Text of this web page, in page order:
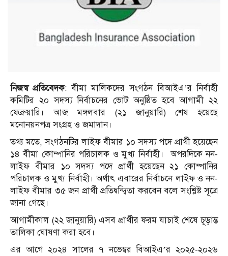
নিজস্ব প্রতিবেদক: বীমা মালিকদের সংগঠন বিআইএ’র নির্বাহী
কমিটির ২০ সদস্য নির্বাচনের ভোট অনুষ্ঠিত হবে আগামী ২২
ফেব্রুয়ারি। আজ মঙ্গলবার (২১ জানুয়ারি) শেষ হয়েছে
মনোনয়নপত্র সংগ্রহ ও জমাদান।
তথ্য মতে, সংগঠনটির লাইফ বীমার ১০ সদস্য পদে প্রার্থী হয়েছেন
১৪ বীমা কোম্পানির পরিচালক ও মুখ্য নির্বাহী। অপরদিকে নন-
লাইফ বীমার ১০ সদস্য পদে প্রার্থী হয়েছেন ২১ কোম্পানির
পরিচালক ও মুখ্য নির্বাহী। অর্থাৎ এবারের নির্বাচনে লাইফ ও নন-
লাইফ বীমার ৩৫ জন প্রার্থী প্রতিদ্বন্দ্বিতা করবেন বলে সংশ্লিষ্ট সূত্রে
জানা গেছে।
আগামীকাল (২২ জানুয়ারি) এসব প্রার্থীর ফরম যাচাই শেষে চূড়ান্ত
তালিকা ঘোষণা করা হবে।
এর আগে ২০২৪ সালের ৭ নভেম্বর বিআইএ’র ২০২৫-২০২৬